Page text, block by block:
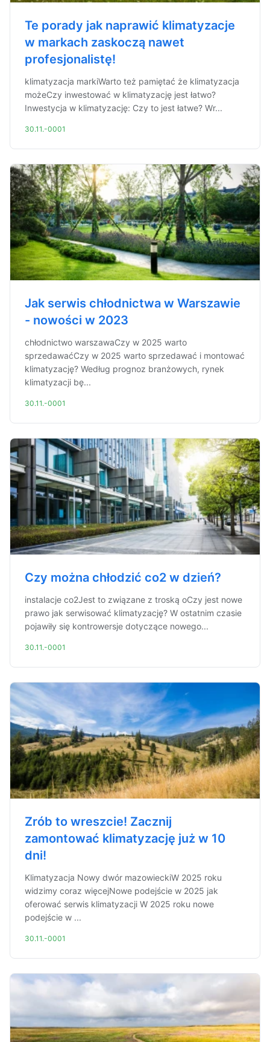
Te porady jak naprawić klimatyzacje
w markach zaskoczą nawet
profesjonalistę!
klimatyzacja markiWarto też pamiętać że klimatyzacja
możeCzy inwestować w klimatyzację jest łatwo?
Inwestycja w klimatyzację: Czy to jest łatwe? Wr...
30.11.-0001
Jak serwis chłodnictwa w Warszawie
- nowości w 2023
chłodnictwo warszawaCzy w 2025 warto
sprzedawaćCzy w 2025 warto sprzedawać i montować
klimatyzację? Według prognoz branżowych, rynek
klimatyzacji bę...
30.11.-0001
Czy można chłodzić co2 w dzień?
instalacje co2Jest to związane z troską oCzy jest nowe
prawo jak serwisować klimatyzację? W ostatnim czasie
pojawiły się kontrowersje dotyczące nowego...
30.11.-0001
Zrób to wreszcie! Zacznij
zamontować klimatyzację już w 10
dni!
Klimatyzacja Nowy dwór mazowieckiW 2025 roku
widzimy coraz więcejNowe podejście w 2025 jak
oferować serwis klimatyzacji W 2025 roku nowe
podejście w ...
30.11.-0001